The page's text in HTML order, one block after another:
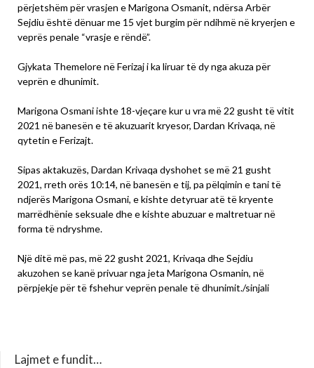
përjetshëm për vrasjen e Marigona Osmanit, ndërsa Arbër
Sejdiu është dënuar me 15 vjet burgim për ndihmë në kryerjen e
veprës penale “vrasje e rëndë”.
Gjykata Themelore në Ferizaj i ka liruar të dy nga akuza për
veprën e dhunimit.
Marigona Osmani ishte 18-vjeçare kur u vra më 22 gusht të vitit
2021 në banesën e të akuzuarit kryesor, Dardan Krivaqa, në
qytetin e Ferizajt.
Sipas aktakuzës, Dardan Krivaqa dyshohet se më 21 gusht
2021, rreth orës 10:14, në banesën e tij, pa pëlqimin e tani të
ndjerës Marigona Osmani, e kishte detyruar atë të kryente
marrëdhënie seksuale dhe e kishte abuzuar e maltretuar në
forma të ndryshme.
Një ditë më pas, më 22 gusht 2021, Krivaqa dhe Sejdiu
akuzohen se kanë privuar nga jeta Marigona Osmanin, në
përpjekje për të fshehur veprën penale të dhunimit./sinjali
Lajmet e fundit…